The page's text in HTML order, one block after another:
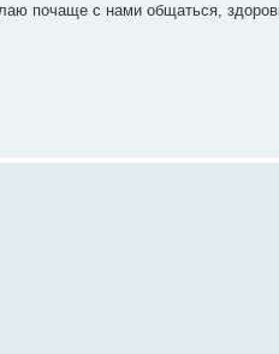
почаще с нами общаться,